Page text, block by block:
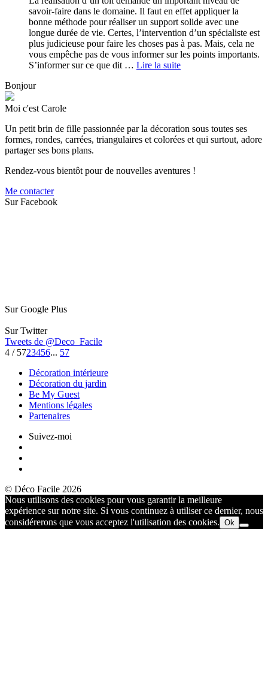
savoir-faire dans le domaine. Il faut en effet appliquer la
bonne méthode pour réaliser un support solide avec une
longue durée de vie. Certes, l’intervention d’un spécialiste est
plus judicieuse pour faire les choses pas à pas. Mais, cela ne
vous empêche pas de vous informer sur les points importants.
S’informer sur ce que dit … Lire la suite
Bonjour
Moi c'est Carole
Un petit brin de fille passionnée par la décoration sous toutes ses
formes, rondes, carrées, triangulaires et colorées et qui surtout, adore
partager ses bons plans.
Rendez-vous bientôt pour de nouvelles aventures !
Me contacter
Sur Facebook
Sur Google Plus
Sur Twitter
Tweets de @Deco_Facile
4 / 5723456... 57
Décoration intérieure
Décoration du jardin
Be My Guest
Mentions légales
Partenaires
Suivez-moi
© Déco Facile 2026
Nous utilisons des cookies pour vous garantir la meilleure
expérience sur notre site. Si vous continuez à utiliser ce dernier, nous
considérerons que vous acceptez l'utilisation des cookies. Ok